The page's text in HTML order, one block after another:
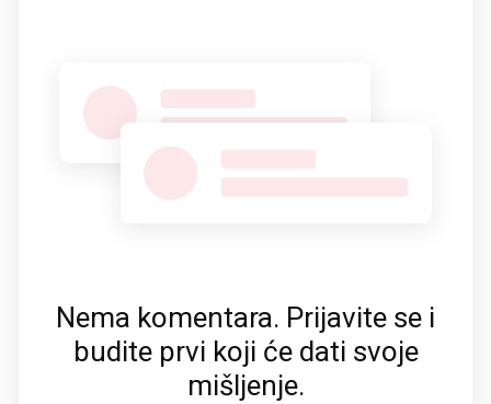
Nema komentara. Prijavite se i
budite prvi koji će dati svoje
mišljenje.